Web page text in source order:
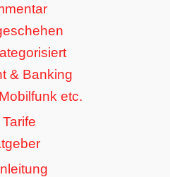
& Banking
etc.
Tarife